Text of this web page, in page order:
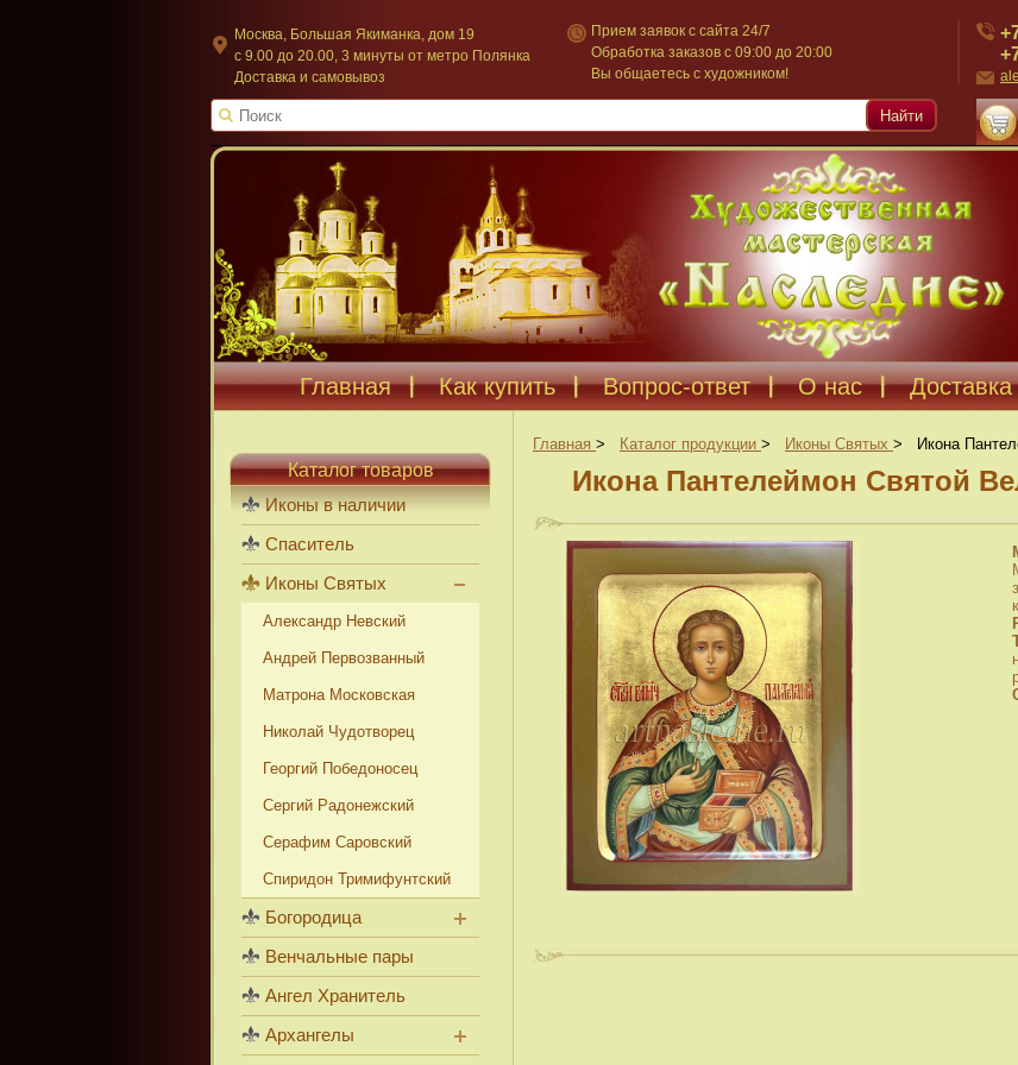
Москва, Большая Якиманка, дом 19
c 9.00 до 20.00, 3 минуты от метро Полянка
Доставка и самовывоз
Прием заявок с сайта 24/7
Обработка заказов с 09:00 до 20:00
Вы общаетесь с художником!
Найти
Главная Как купить Вопрос-ответ О нас Доставка
Главная > Каталог продукции > Иконы Святых > Икона
Икона Пантелеймон Святой
Каталог товаров
Иконы в наличии
Спаситель
Иконы Святых
Александр Невский
Андрей Первозванный
Матрона Московская
Николай Чудотворец
Георгий Победоносец
Сергий Радонежский
Серафим Саровский
Спиридон Тримифунтский
Богородица
Венчальные пары
Ангел Хранитель
Архангелы